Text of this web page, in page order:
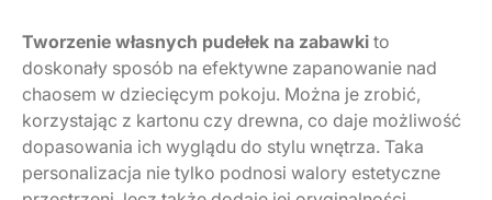
Tworzenie własnych pudełek na zabawki to
doskonały sposób na efektywne zapanowanie nad
chaosem w dziecięcym pokoju. Można je zrobić,
korzystając z kartonu czy drewna, co daje możliwość
dopasowania ich wyglądu do stylu wnętrza. Taka
personalizacja nie tylko podnosi walory estetyczne